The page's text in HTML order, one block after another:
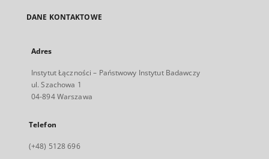
DANE KONTAKTOWE
Adres
Instytut Łączności – Państwowy Instytut Badawczy
ul. Szachowa 1
04-894 Warszawa
Telefon
(+48) 5128 696